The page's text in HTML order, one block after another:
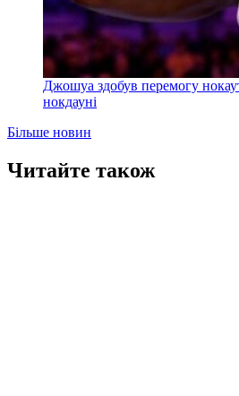
Джошуа здобув перемогу
нокдауні
Більше новин
Читайте також